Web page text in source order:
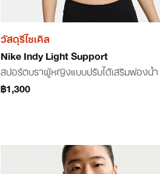
วัสดุรีไซเคิล
Nike Indy Light Support
สปอร์ตบราผู้หญิงแบบปรับได้เสริมฟองน้ำ
฿1,300